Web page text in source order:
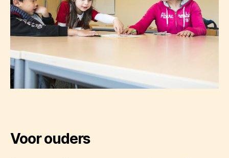
Voor ouders